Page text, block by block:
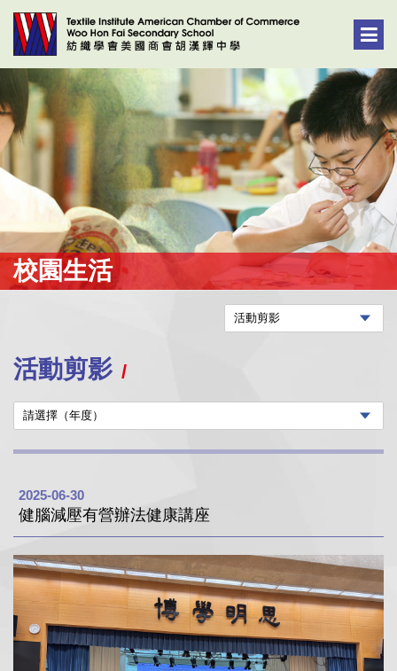
校園生活
活動剪影
2025-06-30
健腦減壓有營辦法健康講座